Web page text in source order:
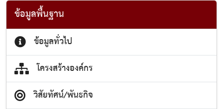
ข้อมูลพื้นฐาน
ข้อมูลทั่วไป
โครงสร้างองค์กร
วิสัยทัศน์/พันธกิจ